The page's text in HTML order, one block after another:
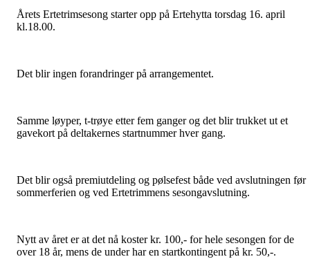
Årets Ertetrimsesong starter opp på Ertehytta torsdag 16. april
kl.18.00.
Det blir ingen forandringer på arrangementet.
Samme løyper, t-trøye etter fem ganger og det blir trukket ut et
gavekort på deltakernes startnummer hver gang.
Det blir også premiutdeling og pølsefest både ved avslutningen før
sommerferien og ved Ertetrimmens sesongavslutning.
Nytt av året er at det nå koster kr. 100,- for hele sesongen for de
over 18 år, mens de under har en startkontingent på kr. 50,-.